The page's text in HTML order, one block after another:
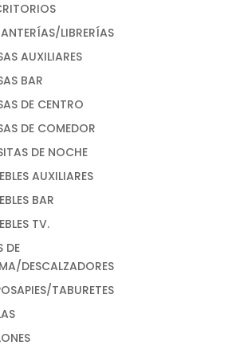
LIBRERÍAS
AUXILIARES
BAR
DE CENTRO
DE COMEDOR
DE NOCHE
AUXILIARES
BAR
TV.
DE
DESCALZADORES
TABURETES